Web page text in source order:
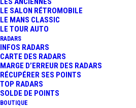
LE SALON RÉTROMOBILE
LE MANS CLASSIC
LE TOUR AUTO
RADARS
INFOS RADARS
CARTE DES RADARS
MARGE D’ERREUR DES RADARS
RÉCUPÉRER SES POINTS
TOP RADARS
SOLDE DE POINTS
BOUTIQUE
PHOTOS AU
4 Minutes